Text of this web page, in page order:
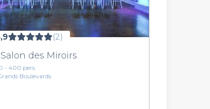
(2)
des Miroirs
- 400 pers.
Boulevards